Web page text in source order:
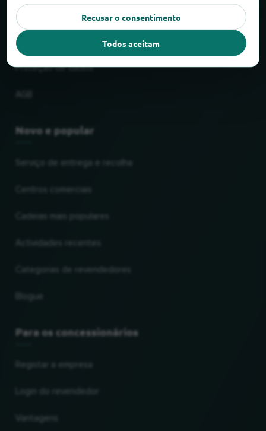
Jurídico
Impressão
Proteção de dados
Novo e popular
Cadeias mais populares
Para os concessionários
Registar a empresa
Vantagens
Recusar o consentimento
Todos aceitam